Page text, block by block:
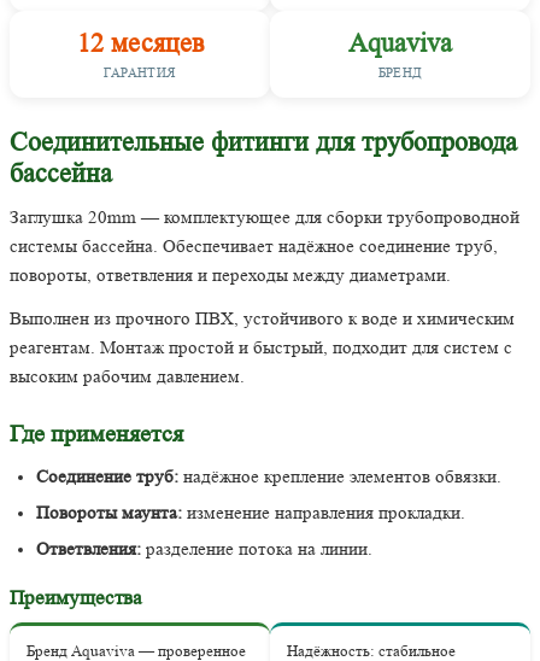
12 месяцев
ГАРАНТИЯ
Aquaviva
БРЕНД
Соединительные фитинги для трубопровода
бассейна
Заглушка 20mm — комплектующее для сборки трубопроводной
системы бассейна. Обеспечивает надёжное соединение труб,
повороты, ответвления и переходы между диаметрами.
Выполнен из прочного ПВХ, устойчивого к воде и химическим
реагентам. Монтаж простой и быстрый, подходит для систем с
высоким рабочим давлением.
Где применяется
Соединение труб: надёжное крепление элементов обвязки.
Повороты маунта: изменение направления прокладки.
Ответвления: разделение потока на линии.
Преимущества
Бренд Aquaviva — проверенное
Надёжность: стабильное